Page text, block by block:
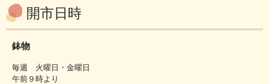
開市日時
鉢物
毎週 火曜日・金曜日
午前９時より